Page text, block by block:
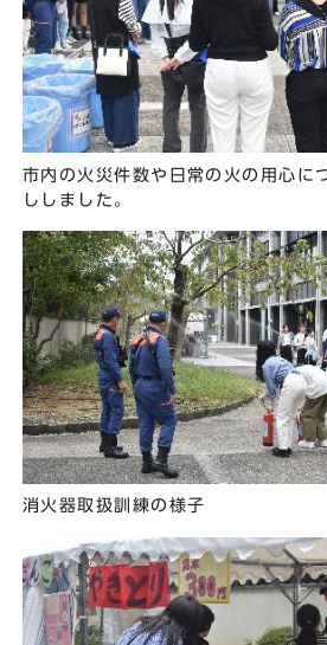
市内の火災件数や日常の火の用心に
ししました。
消火器取扱訓練の様子